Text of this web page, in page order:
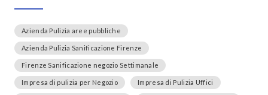
Azienda Pulizia aree pubbliche
Azienda Pulizia Sanificazione Firenze
Firenze Sanificazione negozio Settimanale
Impresa di pulizia per Negozio Impresa di Pulizia Uffici